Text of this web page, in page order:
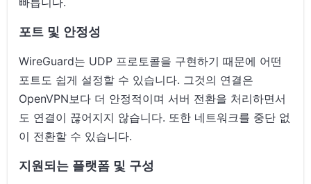
포트 및 안정성
WireGuard는 UDP 프로토콜을 구현하기 때문에 어떤
포트도 쉽게 설정할 수 있습니다. 그것의 연결은
OpenVPN보다 더 안정적이며 서버 전환을 처리하면서
도 연결이 끊어지지 않습니다. 또한 네트워크를 중단 없
이 전환할 수 있습니다.
지원되는 플랫폼 및 구성